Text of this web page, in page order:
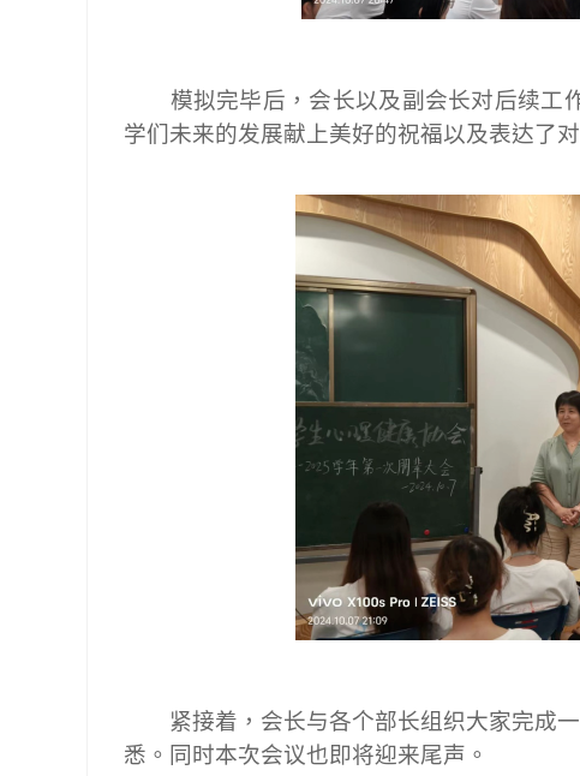
模拟完毕后，会长以及副会长对后续工
学们未来的发展献上美好的祝福以及表达了
紧接着，会长与各个部长组织大家完成
悉。同时本次会议也即将迎来尾声。